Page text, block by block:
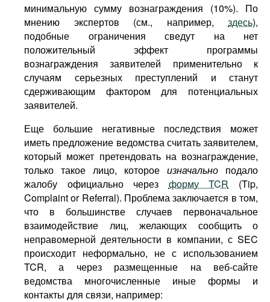
минимальную сумму вознаграждения (10%). По
мнению экспертов (см., например, здесь),
подобные ограничения сведут на нет
положительный эффект программы
вознаграждения заявителей применительно к
случаям серьезных преступлений и станут
сдерживающим фактором для потенциальных
заявителей.
Еще большие негативные последствия может
иметь предложение ведомства считать заявителем,
который может претендовать на вознаграждение,
только такое лицо, которое изначально подало
жалобу официально через форму TCR (Tip,
Complaint or Referral). Проблема заключается в том,
что в большинстве случаев первоначальное
взаимодействие лиц, желающих сообщить о
неправомерной деятельности в компании, с SEC
происходит неформально, не с использованием
TCR, а через размещенные на веб-сайте
ведомства многочисленные иные формы и
контакты для связи, например: